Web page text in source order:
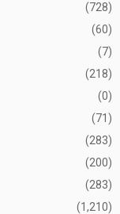
(728)
(60)
(7)
(218)
(0)
(71)
(283)
(200)
(283)
(1,210)